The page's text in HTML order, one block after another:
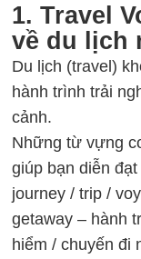
1. Travel
về du lịch
Du lịch (travel)
hành trình trải
cảnh.
Những từ vựng
giúp bạn diễn
journey / trip /
getaway – hành
hiểm / chuyến đi